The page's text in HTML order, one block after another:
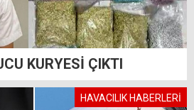
KURYESİ ÇIKTI
HAVACILIK HABERLERİ